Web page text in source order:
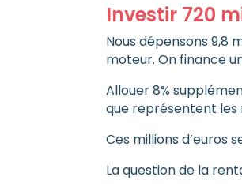
Investir 720
Nous dépensons 9,8
moteur. On finance
Allouer 8%
que représentent les
Ces millions d’euros
La question de la